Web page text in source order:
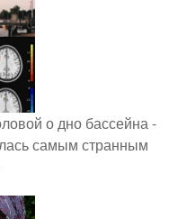
о дно бассейна -
самым странным